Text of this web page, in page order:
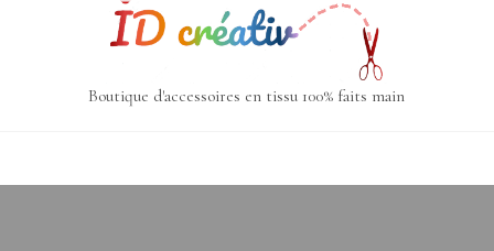
Boutique d'accessoires en tissu 100% faits main